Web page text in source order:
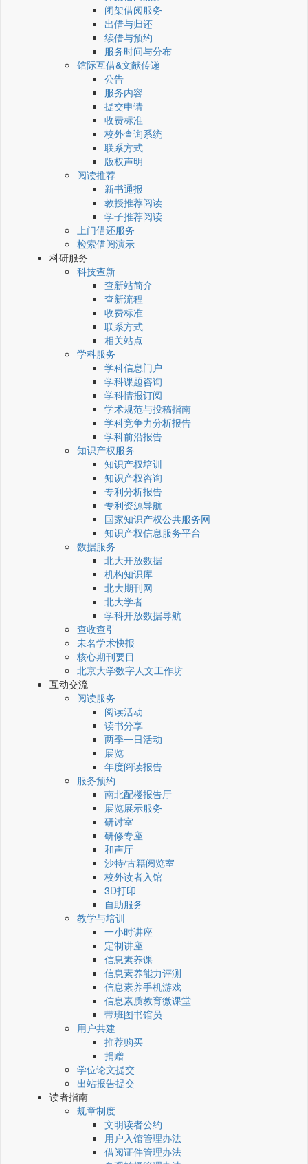
闭架借阅服务
出借与归还
续借与预约
服务时间与分布
馆际互借&文献传递
公告
服务内容
提交申请
收费标准
校外查询系统
联系方式
版权声明
阅读推荐
新书通报
教授推荐阅读
学子推荐阅读
上门借还服务
检索借阅演示
科研服务
科技查新
查新站简介
查新流程
收费标准
联系方式
相关站点
学科服务
学科信息门户
学科课题咨询
学科情报订阅
学术规范与投稿指南
学科竞争力分析报告
学科前沿报告
知识产权服务
知识产权培训
知识产权咨询
专利分析报告
专利资源导航
国家知识产权公共服务网
知识产权信息服务平台
数据服务
北大开放数据
机构知识库
北大期刊网
北大学者
学科开放数据导航
查收查引
未名学术快报
核心期刊要目
北京大学数字人文工作坊
互动交流
阅读服务
阅读活动
读书分享
两季一日活动
展览
年度阅读报告
服务预约
南北配楼报告厅
展览展示服务
研讨室
研修专座
和声厅
沙特/古籍阅览室
校外读者入馆
3D打印
自助服务
教学与培训
一小时讲座
定制讲座
信息素养课
信息素养能力评测
信息素养手机游戏
信息素质教育微课堂
带班图书馆员
用户共建
推荐购买
捐赠
学位论文提交
出站报告提交
读者指南
规章制度
文明读者公约
用户入馆管理办法
借阅证件管理办法